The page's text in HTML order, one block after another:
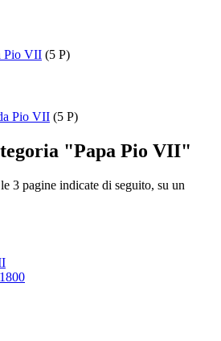
Pio VII (5 P)
Pio VII (5 P)
"Papa Pio VII"
3 pagine indicate di seguito, su un